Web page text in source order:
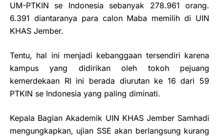
UM-PTKIN se Indonesia sebanyak 278.961 orang.
6.391 diantaranya para calon Maba memilih di UIN
KHAS Jember.
Tentu, hal ini menjadi kebanggaan tersendiri karena
kampus yang didirikan oleh tokoh pejuang
kemerdekaan RI ini berada diurutan ke 16 dari 59
PTKIN se Indonesia yang paling diminati.
Kepala Bagian Akademik UIN KHAS Jember Samhadi
mengungkapkan, ujian SSE akan berlangsung kurang